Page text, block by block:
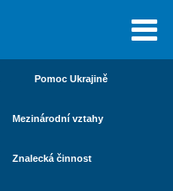
Pomoc Ukrajině
Mezinárodní vztahy
Znalecká činnost